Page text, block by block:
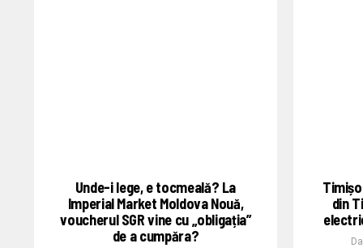
Unde-i lege, e tocmeală? La
Imperial Market Moldova Nouă,
voucherul SGR vine cu „obligația”
de a cumpăra?
din